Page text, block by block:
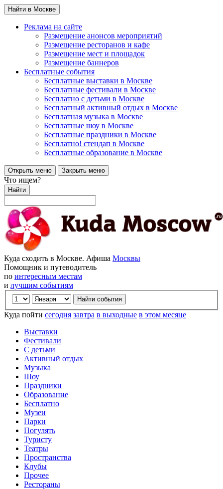
Найти в Москве
Реклама на сайте
Размещение анонсов мероприятий
Размещение ресторанов и кафе
Размещение мест и площадок
Размещение баннеров
Бесплатные события
Бесплатные выставки в Москве
Бесплатные фестивали в Москве
Бесплатно с детьми в Москве
Бесплатный активный отдых в Москве
Бесплатная музыка в Москве
Бесплатные шоу в Москве
Бесплатные праздники в Москве
Бесплатно! стендап в Москве
Бесплатные образование в Москве
Открыть меню Закрыть меню
Что ищем?
Найти
Куда сходить в Москве. Афиша Москвы
Помощник и путеводитель
по интересным местам
и лучшим событиям
Куда пойти сегодня завтра в выходные в этом месяце
Выставки
Фестивали
С детьми
Активный отдых
Музыка
Шоу
Праздники
Образование
Бесплатно
Музеи
Парки
Погулять
Туристу
Театры
Пространства
Клубы
Прочее
Рестораны